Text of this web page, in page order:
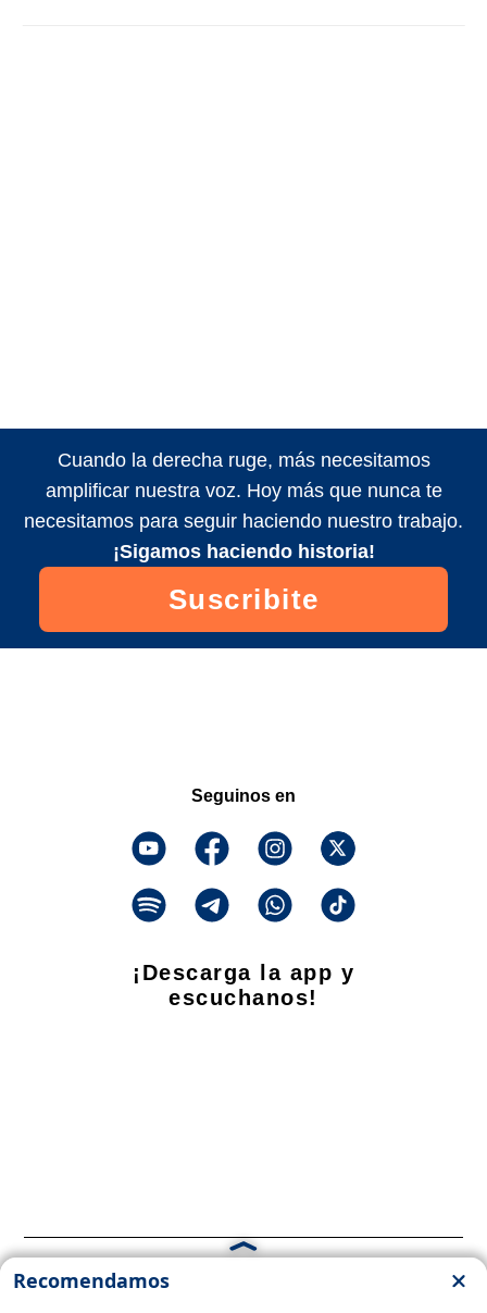
Cuando la derecha ruge, más necesitamos
amplificar nuestra voz. Hoy más que nunca te
necesitamos para seguir haciendo nuestro trabajo.
¡Sigamos haciendo historia!
Suscribite
Seguinos en
¡Descarga la app y
escuchanos!
Propietario: Talar Producciones S.A. CUIT: 33-71448833-9